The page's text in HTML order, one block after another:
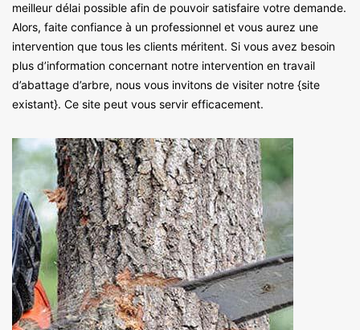
meilleur délai possible afin de pouvoir satisfaire votre demande.
Alors, faite confiance à un professionnel et vous aurez une
intervention que tous les clients méritent. Si vous avez besoin
plus d’information concernant notre intervention en travail
d’abattage d’arbre, nous vous invitons de visiter notre {site
existant}. Ce site peut vous servir efficacement.